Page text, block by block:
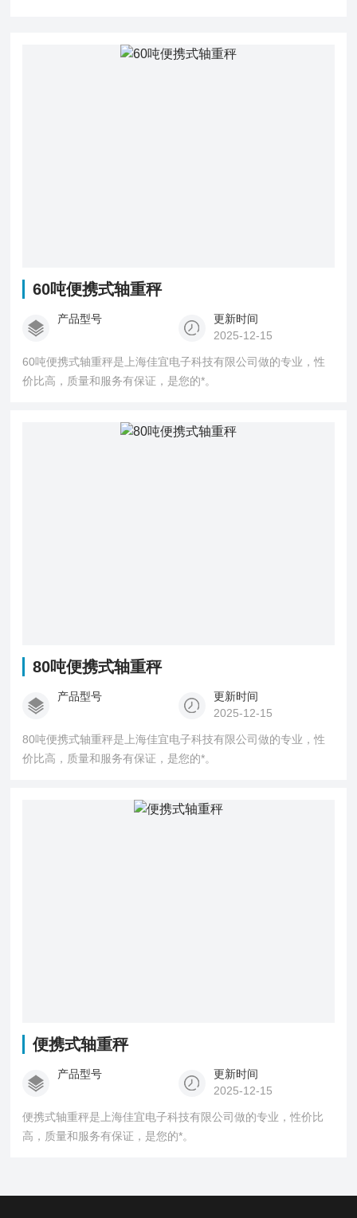
60吨便携式轴重秤
产品型号
更新时间
2025-12-15
60吨便携式轴重秤是上海佳宜电子科技有限公司做的专业，性
价比高，质量和服务有保证，是您的*。
80吨便携式轴重秤
产品型号
更新时间
2025-12-15
80吨便携式轴重秤是上海佳宜电子科技有限公司做的专业，性
价比高，质量和服务有保证，是您的*。
便携式轴重秤
产品型号
更新时间
2025-12-15
便携式轴重秤是上海佳宜电子科技有限公司做的专业，性价比
高，质量和服务有保证，是您的*。